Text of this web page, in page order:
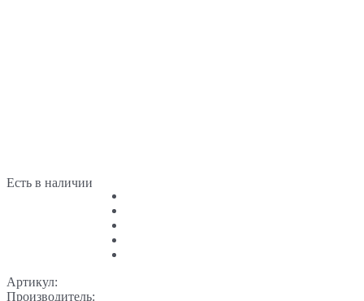
Есть в наличии
Артикул:
Производитель: